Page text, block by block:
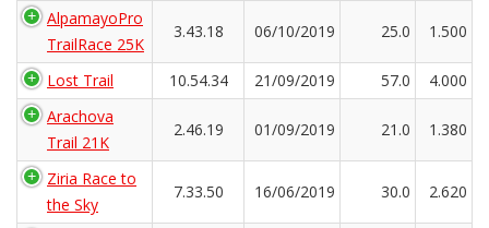
AlpamayoPro
TrailRace 25K
3.43.18 06/10/2019 25.0 1.500
Lost Trail 10.54.34 21/09/2019 57.0
4.000
Arachova
Trail 21K
2.46.19 01/09/2019 21.0 1.380
Ziria Race to
the Sky
7.33.50 16/06/2019 30.0 2.620